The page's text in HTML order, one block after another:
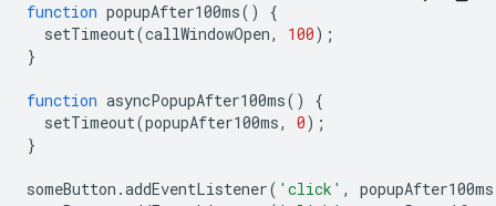
function popupAfter100ms()
{
setTimeout(callWindowOpen, 100);
}
function asyncPopupAfter100ms()
{
setTimeout(popupAfter100ms, 0);
}
someButton .addEventListener( 'click' , popupAfter100ms